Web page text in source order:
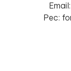
Pec: